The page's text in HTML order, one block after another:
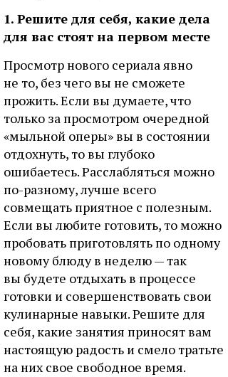
1. Решите для себя, какие дела
для вас стоят на первом месте
Просмотр нового сериала явно
не то, без чего вы не сможете
прожить. Если вы думаете, что
только за просмотром очередной
«мыльной оперы» вы в состоянии
отдохнуть, то вы глубоко
ошибаетесь. Расслабляться можно
по-разному, лучше всего
совмещать приятное с полезным.
Если вы любите готовить, то можно
пробовать приготовлять по одному
новому блюду в неделю — так
вы будете отдыхать в процессе
готовки и совершенствовать свои
кулинарные навыки. Решите для
себя, какие занятия приносят вам
настоящую радость и смело тратьте
на них свое свободное время.